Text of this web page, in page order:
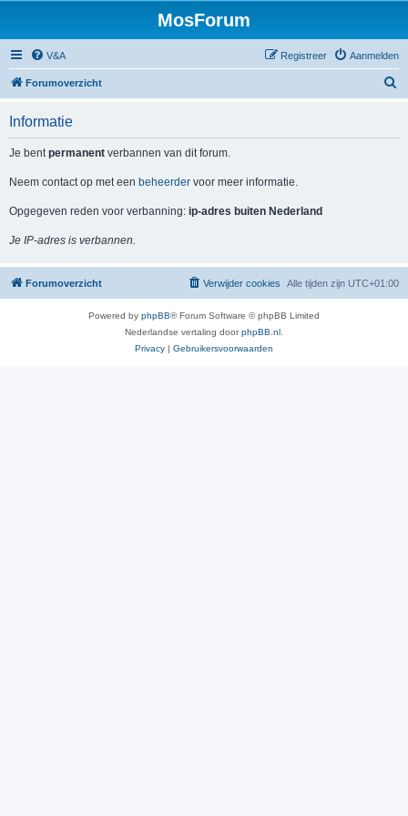
MosForum
V&A Aanmelden
Registreer
Forumoverzicht
Informatie
Je bentpermanent verbannen van dit forum.
Neem contact op met een beheerder voor meer informatie.
Opgegeven reden voor verbanning: ip-adres buiten Nederland
Je IP-adres is verbannen.
Forumoverzicht Alle tijden zijn UTC+01:00
Verwijder cookies
Powered by phpBB® Forum Software © phpBB Limited
Nederlandse vertaling doorphpBB.nl
Privacy | Gebruikersvoorwaarden